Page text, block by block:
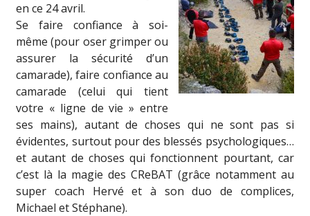
en ce 24 avril.
Se faire confiance à soi-
même (pour oser grimper ou
assurer la sécurité d’un
camarade), faire confiance au
camarade (celui qui tient
votre « ligne de vie » entre
ses mains), autant de choses qui ne sont pas si
évidentes, surtout pour des blessés psychologiques…
et autant de choses qui fonctionnent pourtant, car
c’est là la magie des CReBAT (grâce notamment au
super coach Hervé et à son duo de complices,
Michael et Stéphane).